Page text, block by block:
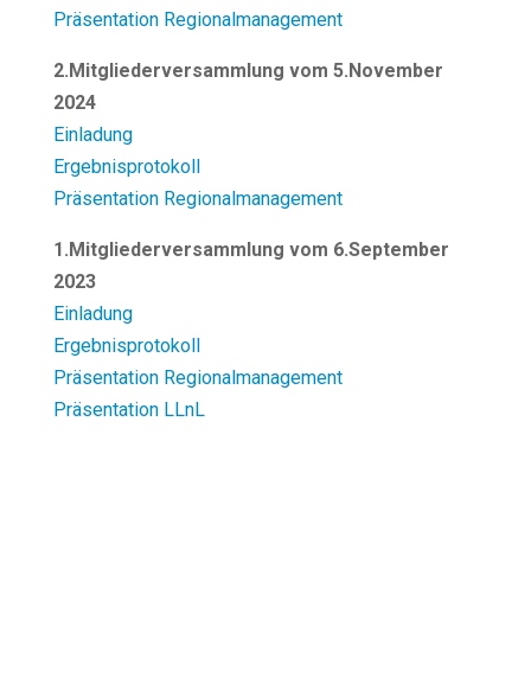
Präsentation Regionalmanagement
2.Mitgliederversammlung vom 5.November
2024
Einladung
Ergebnisprotokoll
Präsentation Regionalmanagement
1.Mitgliederversammlung vom 6.September
2023
Einladung
Ergebnisprotokoll
Präsentation Regionalmanagement
Präsentation LLnL